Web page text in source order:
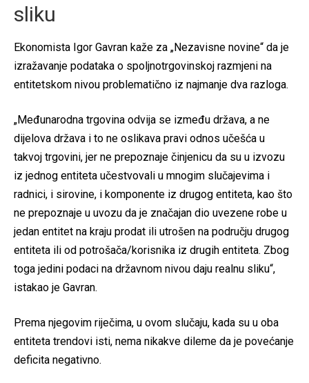
sliku
Ekonomista Igor Gavran kaže za „Nezavisne novine“ da je
izražavanje podataka o spoljnotrgovinskoj razmjeni na
entitetskom nivou problematično iz najmanje dva razloga.
„Međunarodna trgovina odvija se između država, a ne
dijelova država i to ne oslikava pravi odnos učešća u
takvoj trgovini, jer ne prepoznaje činjenicu da su u izvozu
iz jednog entiteta učestvovali u mnogim slučajevima i
radnici, i sirovine, i komponente iz drugog entiteta, kao što
ne prepoznaje u uvozu da je značajan dio uvezene robe u
jedan entitet na kraju prodat ili utrošen na području drugog
entiteta ili od potrošača/korisnika iz drugih entiteta. Zbog
toga jedini podaci na državnom nivou daju realnu sliku“,
istakao je Gavran.
Prema njegovim riječima, u ovom slučaju, kada su u oba
entiteta trendovi isti, nema nikakve dileme da je povećanje
deficita negativno.